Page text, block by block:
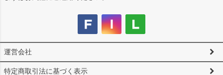
運営会社
特定商取引法に基づく表示